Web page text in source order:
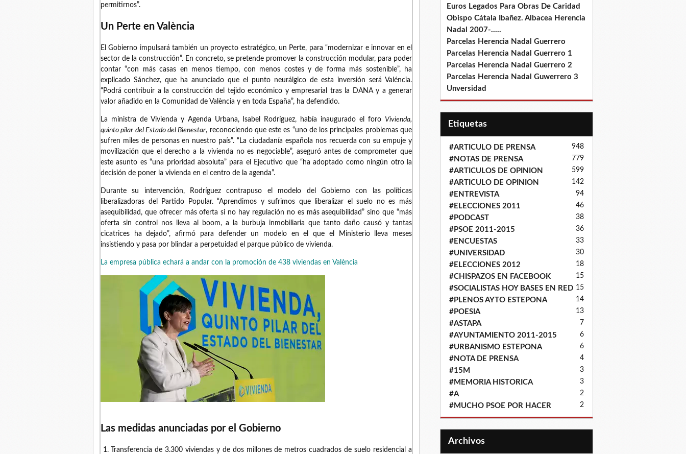
permitirnos”.
Un Perte en València
El Gobierno impulsará también un proyecto estratégico, un Perte, para “modernizar e innovar en el
sector de la construcción”. En concreto, se pretende promover la construcción modular, para poder
contar “con más casas en menos tiempo, con menos costes y de forma más sostenible”, ha
explicado Sánchez, que ha anunciado que el punto neurálgico de esta inversión será Valéncia.
“Podrá contribuir a la construcción del tejido económico y empresarial tras la DANA y a generar
valor añadido en la Comunidad de València y en toda España”, ha defendido.
La ministra de Vivienda y Agenda Urbana, Isabel Rodríguez, había inaugurado el foro Vivienda,
quinto pilar del Estado del Bienestar, reconociendo que este es “uno de los principales problemas que
sufren miles de personas en nuestro país”. “La ciudadanía española nos recuerda con su empuje y
movilización que el derecho a la vivienda no es negociable”, aseguró antes de comprometer que
este asunto es “una prioridad absoluta” para el Ejecutivo que “ha adoptado como ningún otro la
decisión de poner la vivienda en el centro de la agenda”.
Durante su intervención, Rodríguez contrapuso el modelo del Gobierno con las políticas
liberalizadoras del Partido Popular. “Aprendimos y sufrimos que liberalizar el suelo no es más
asequibilidad, que ofrecer más oferta si no hay regulación no es más asequibilidad” sino que “más
oferta sin control nos lleva al boom, a la burbuja inmobiliaria que tanto daño causó y tantas
cicatrices ha dejado”, afirmó para defender un modelo en el que el Ministerio lleva meses
insistiendo y pasa por blindar a perpetuidad el parque público de vivienda.
La empresa pública echará a andar con la promoción de 438 viviendas en València
Las medidas anunciadas por el Gobierno
Transferencia de 3.300 viviendas y de dos millones de metros cuadrados de suelo residencial a
Euros Legados Para Obras De Caridad
Obispo Cátala Ibañez. Albacea Herencia
Nadal 2007-.....
Parcelas Herencia Nadal Guerrero
Parcelas Herencia Nadal Guerrero 1
Parcelas Herencia Nadal Guerrero 2
Parcelas Herencia Nadal Guwerrero 3
Unversidad
Etiquetas
#ARTICULO DE PRENSA 948
#NOTAS DE PRENSA 779
#ARTICULOS DE OPINION 599
#ARTICULO DE OPINION 142
#ENTREVISTA 94
#ELECCIONES 2011 46
#PODCAST 38
#PSOE 2011-2015 36
#ENCUESTAS 33
#UNIVERSIDAD 30
#ELECCIONES 2012 18
#CHISPAZOS EN FACEBOOK 15
#SOCIALISTAS HOY BASES EN RED 15
#PLENOS AYTO ESTEPONA 14
#POESIA 13
#ASTAPA 7
#AYUNTAMIENTO 2011-2015 6
#URBANISMO ESTEPONA 6
#NOTA DE PRENSA 4
#15M 3
#MEMORIA HISTORICA 3
#A 2
#MUCHO PSOE POR HACER 2
Archivos